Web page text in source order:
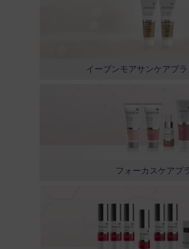
イーブンモアサンケアプ
フォーカスケアプ